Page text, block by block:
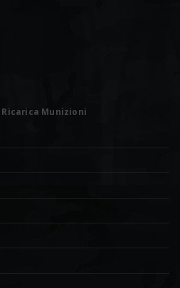
Munizioni